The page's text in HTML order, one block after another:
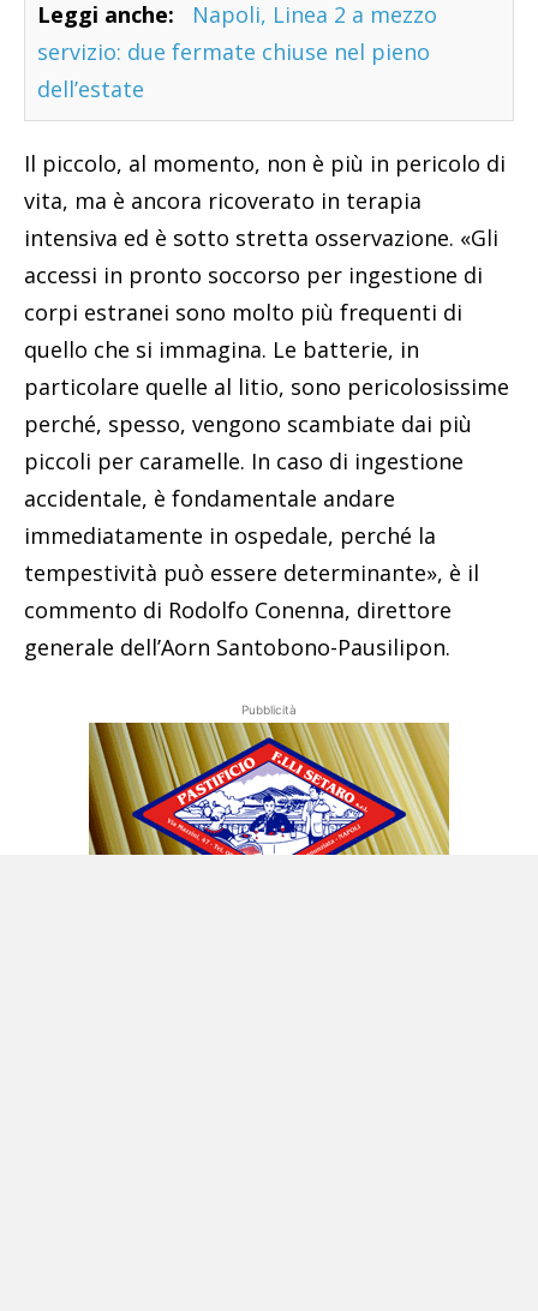
Leggi anche:
Napoli, Linea 2 a mezzo
servizio: due fermate chiuse nel pieno
dell’estate
Il piccolo, al momento, non è più in pericolo di
vita, ma è ancora ricoverato in terapia
intensiva ed è sotto stretta osservazione. «Gli
accessi in pronto soccorso per ingestione di
corpi estranei sono molto più frequenti di
quello che si immagina. Le batterie, in
particolare quelle al litio, sono pericolosissime
perché, spesso, vengono scambiate dai più
piccoli per caramelle. In caso di ingestione
accidentale, è fondamentale andare
immediatamente in ospedale, perché la
tempestività può essere determinante», è il
commento di Rodolfo Conenna, direttore
generale dell’Aorn Santobono-Pausilipon.
Pubblicità